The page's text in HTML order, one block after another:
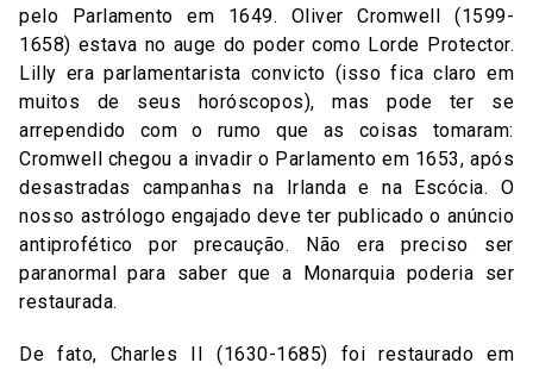
pelo Parlamento em 1649. Oliver Cromwell (1599-
1658) estava no auge do poder como Lorde Protector.
Lilly era parlamentarista convicto (isso fica claro em
muitos de seus horóscopos), mas pode ter se
arrependido com o rumo que as coisas tomaram:
Cromwell chegou a invadir o Parlamento em 1653, após
desastradas campanhas na Irlanda e na Escócia. O
nosso astrólogo engajado deve ter publicado o anúncio
antiprofético por precaução. Não era preciso ser
paranormal para saber que a Monarquia poderia ser
restaurada.
De fato, Charles II (1630-1685) foi restaurado em